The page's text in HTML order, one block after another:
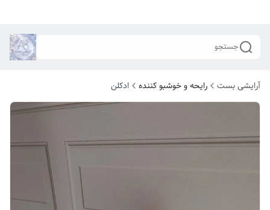
جستجو
آرایشی بست رایحه و خوشبو کننده ادکلن